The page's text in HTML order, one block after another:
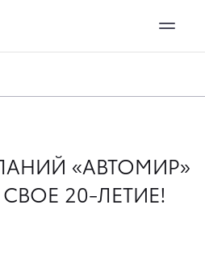
«АВТОМИР»
20-ЛЕТИЕ!